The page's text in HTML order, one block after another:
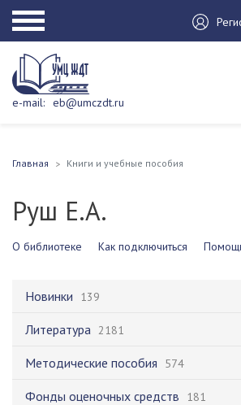
e-mail: eb@umczdt.ru
Главная Книги и учебные пособия
Руш Е.А.
О библиотеке Как подключиться
Новинки 139
Литература 2181
Методические пособия 574
Фонды оценочных средств 181